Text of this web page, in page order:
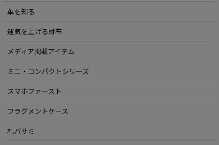
革を知る
運気を上げる財布
メディア掲載アイテム
ミニ・コンパクトシリーズ
スマホファースト
フラグメントケース
札バサミ